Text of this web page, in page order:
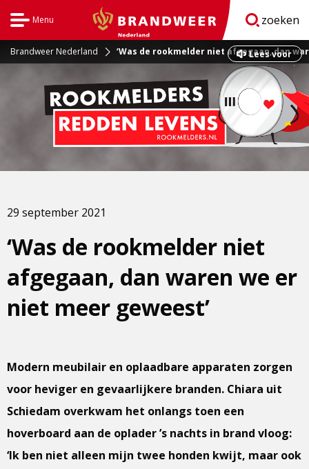
Menu
BrandweerNederland.nl
zoeken
Brandweer Nederland ‘Was de rookmelder niet afgegaan, dan
Dit
is
een
externe
pagina
Lees voor
‘Was de rookmelder niet
afgegaan, dan waren we er
niet meer geweest’
29 september 2021
Modern meubilair en oplaadbare apparaten zorgen
voor heviger en gevaarlijkere branden. Chiara uit
Schiedam overkwam het onlangs toen een
hoverboard aan de oplader ’s nachts in brand vloog:
‘Ik ben niet alleen mijn twee honden kwijt, maar ook